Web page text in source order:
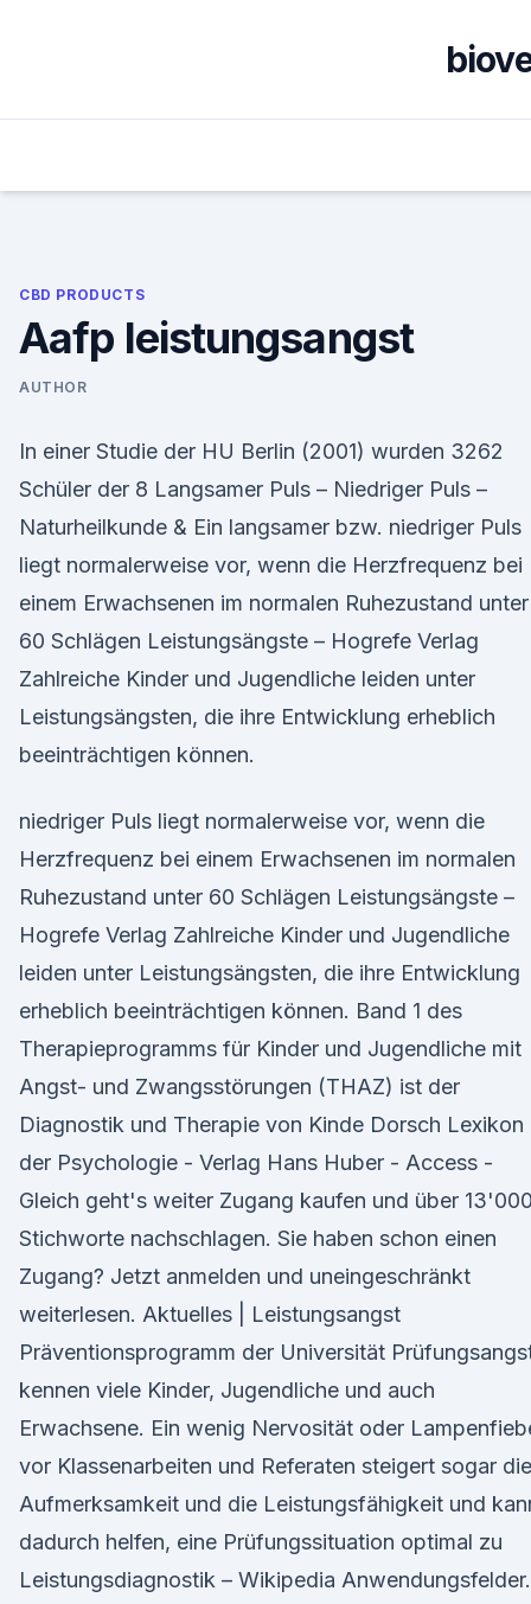
CBD PRODUCTS
Aafp leistungsangst
AUTHOR
In einer Studie der HU Berlin (2001) wurden 3262
Schüler der 8 Langsamer Puls – Niedriger Puls –
Naturheilkunde & Ein langsamer bzw. niedriger Puls
liegt normalerweise vor, wenn die Herzfrequenz bei
einem Erwachsenen im normalen Ruhezustand unter
60 Schlägen Leistungsängste – Hogrefe Verlag
Zahlreiche Kinder und Jugendliche leiden unter
Leistungsängsten, die ihre Entwicklung erheblich
beeinträchtigen können.
niedriger Puls liegt normalerweise vor, wenn die
Herzfrequenz bei einem Erwachsenen im normalen
Ruhezustand unter 60 Schlägen Leistungsängste –
Hogrefe Verlag Zahlreiche Kinder und Jugendliche
leiden unter Leistungsängsten, die ihre Entwicklung
erheblich beeinträchtigen können. Band 1 des
Therapieprogramms für Kinder und Jugendliche mit
Angst- und Zwangsstörungen (THAZ) ist der
Diagnostik und Therapie von Kinde Dorsch Lexikon
der Psychologie - Verlag Hans Huber - Access -
Gleich geht's weiter Zugang kaufen und über 13'000
Stichworte nachschlagen. Sie haben schon einen
Zugang? Jetzt anmelden und uneingeschränkt
weiterlesen. Aktuelles | Leistungsangst
Präventionsprogramm der Universität
kennen viele Kinder, Jugendliche und auch
Erwachsene. Ein wenig Nervosität oder
vor Klassenarbeiten und Referaten steigert sogar die
Aufmerksamkeit und die Leistungsfähigkeit und
dadurch helfen, eine Prüfungssituation optimal zu
Leistungsdiagnostik – Wikipedia Anwendungsfelder.